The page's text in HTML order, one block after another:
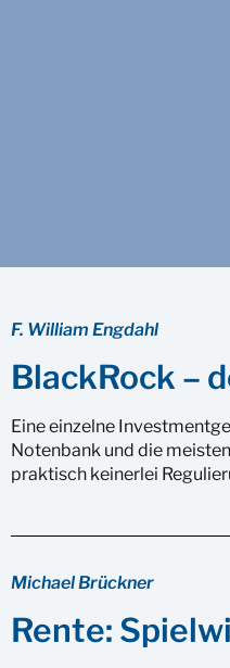
F. William Engdahl
BlackRock –
Eine einzelne
Notenbank und die
praktisch keinerlei
Michael Brückner
Rente: